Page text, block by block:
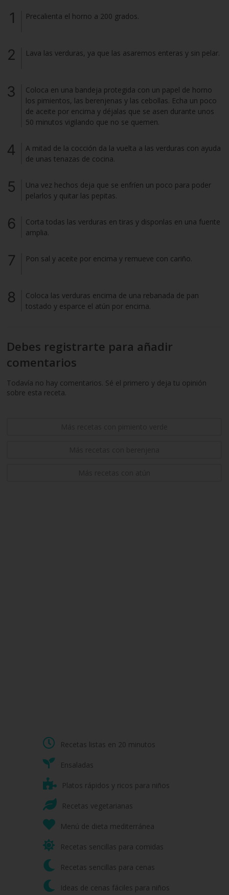
Precalienta el horno a 200 grados.
Lava las verduras, ya que las asaremos enteras y sin pelar.
Coloca en una bandeja protegida con un papel de horno
los pimientos, las berenjenas y las cebollas. Echa un poco
de aceite por encima y déjalas que se asen durante unos
50 minutos vigilando que no se quemen.
A mitad de la cocción da la vuelta a las verduras con ayuda
de unas tenazas de cocina.
Una vez hechos deja que se enfríen un poco para poder
pelarlos y quitar las pepitas.
Corta todas las verduras en tiras y disponlas en una fuente
amplia.
Pon sal y aceite por encima y remueve con cariño.
Coloca las verduras encima de una rebanada de pan
tostado y esparce el atún por encima.
Debes registrarte para añadir
comentarios
Todavía no hay comentarios. Sé el primero y deja tu opinión
sobre esta receta.
Recetas listas en 20 minutos
Ensaladas
Platos rápidos y ricos para niños
Recetas vegetarianas
Menú de dieta mediterránea
Recetas sencillas para comidas
Recetas sencillas para cenas
Ideas de cenas fáciles para niños